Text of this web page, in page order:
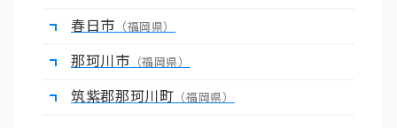
春日市 （福岡県）
那珂川市 （福岡県）
筑紫郡那珂川町 （福岡県）